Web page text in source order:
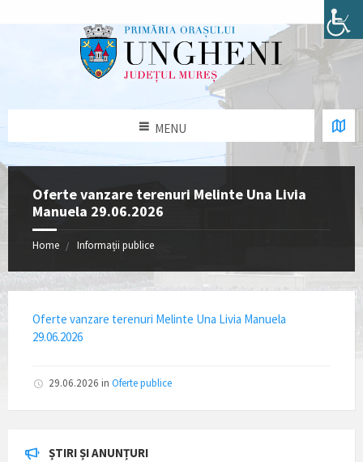
MENU
Oferte vanzare terenuri Melinte Una Livia
Manuela 29.06.2026
Home Informații publice
Oferte vanzare terenuri Melinte Una Livia Manuela
29.06.2026
29.06.2026 in Oferte publice
ȘTIRI ȘI ANUNȚURI